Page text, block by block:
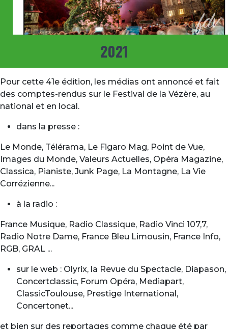
2021
Pour cette 41e édition, les médias ont annoncé et fait
des comptes-rendus sur le Festival de la Vézère, au
national et en local.
dans la presse :
Le Monde, Télérama, Le Figaro Mag, Point de Vue,
Images du Monde, Valeurs Actuelles, Opéra Magazine,
Classica, Pianiste, Junk Page, La Montagne, La Vie
Corrézienne...
à la radio :
France Musique, Radio Classique, Radio Vinci 107,7,
Radio Notre Dame, France Bleu Limousin, France Info,
RGB, GRAL ...
sur le web : Olyrix, la Revue du Spectacle, Diapason,
Concertclassic, Forum Opéra, Mediapart,
ClassicToulouse, Prestige International,
Concertonet...
et bien sur des reportages comme chaque été par